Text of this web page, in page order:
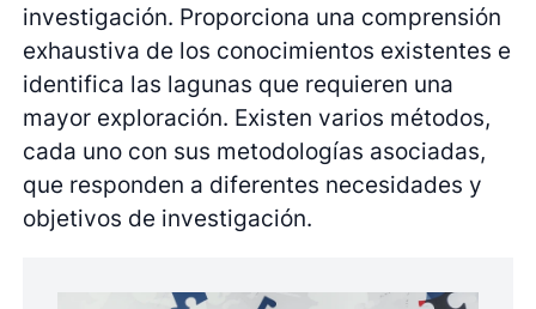
investigación. Proporciona una comprensión
exhaustiva de los conocimientos existentes e
identifica las lagunas que requieren una
mayor exploración. Existen varios métodos,
cada uno con sus metodologías asociadas,
que responden a diferentes necesidades y
objetivos de investigación.